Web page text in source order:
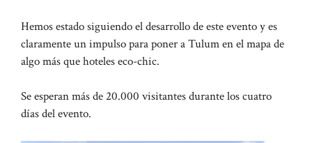
Hemos estado siguiendo el desarrollo de este evento y es
claramente un impulso para poner a Tulum en el mapa de
algo más que hoteles eco-chic.
Se esperan más de 20.000 visitantes durante los cuatro
días del evento.